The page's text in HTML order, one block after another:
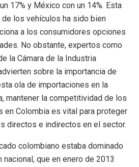
17% y México con un 14%. Esta
los vehículos ha sido bien
a los consumidores opciones
No obstante, expertos como
la Cámara de la Industria
sobre la importancia de
ola de importaciones en la
mantener la competitividad de los
en Colombia es vital para proteger
directos e indirectos en el sector.
colombiano estaba dominado
que en enero de 2013